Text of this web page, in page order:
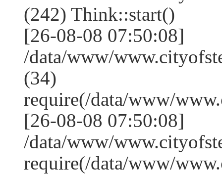
(242) Think::start()
[26-08-08 07:50:08]
/data/www/
(34)
require(/data/www/
[26-08-08 07:50:08]
/data/www/
require(/data/www/